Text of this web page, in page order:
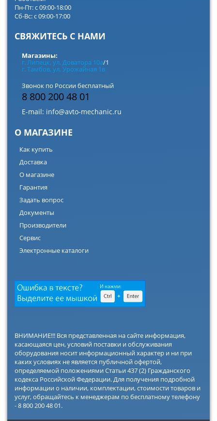
Пн-Пт: с 09:00-18:00
Сб-Вс: с 09:00-17:00
СВЯЖИТЕСЬ С НАМИ
Магазины:
г. Липецк, ул. Доватора 10а/1
г. Тамбов, ул. Урожайная 1в
Звонок по России бесплатный
8 800 200 48 01
E-mail: info@avto-mechanic.ru
О МАГАЗИНЕ
Как купить
Доставка
О магазине
Гарантия
Задать вопрос
Документы
Производители
Сервис
Электронные каталоги
ВНИМАНИЕ!!! Вся представленная на сайте информация,
касающаяся цен, условий поставки и обслуживания
оборудования носит информационный характер и ни при
каких условиях не является публичной офертой,
определяемой положениями Статьи 437 (2) Гражданского
кодекса Российской Федерации. Для получения подробной
информации о наличии, комплектации, стоимости товаров и
услуг, обращайтесь к менеджерам по бесплатному телефону
- 8 800 200 48 01.